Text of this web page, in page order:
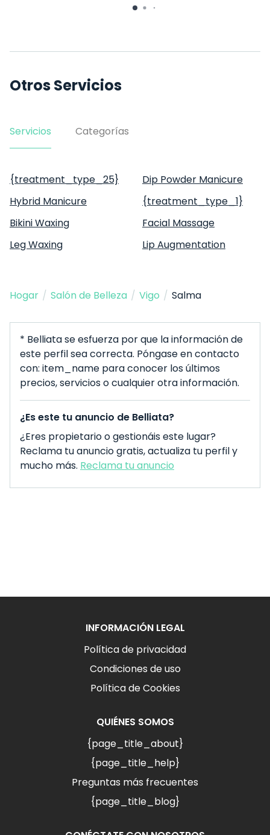
Otros Servicios
Servicios Categorías
{treatment_type_25}
Dip Powder Manicure
Hybrid Manicure
{treatment_type_1}
Bikini Waxing
Facial Massage
Leg Waxing
Lip Augmentation
Hogar / Salón de Belleza / Vigo / Salma
* Belliata se esfuerza por que la información de
este perfil sea correcta. Póngase en contacto
con: item_name para conocer los últimos
precios, servicios o cualquier otra información.
¿Es este tu anuncio de Belliata?
¿Eres propietario o gestionáis este lugar?
Reclama tu anuncio gratis, actualiza tu perfil y
mucho más. Reclama tu anuncio
INFORMACIÓN LEGAL
Política de privacidad
Condiciones de uso
Política de Cookies
QUIÉNES SOMOS
{page_title_about}
{page_title_help}
Preguntas más frecuentes
{page_title_blog}